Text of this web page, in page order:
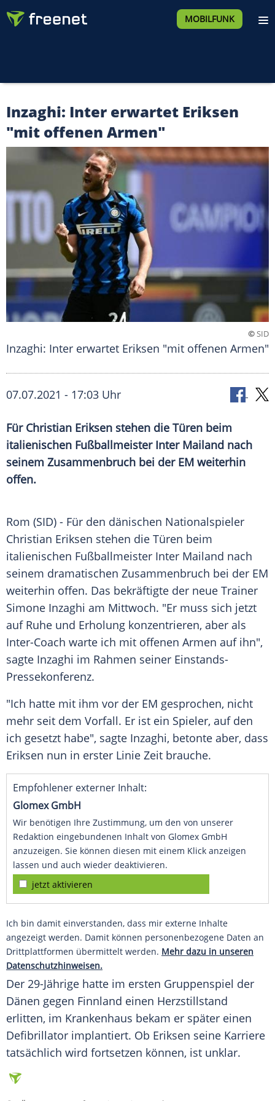
MOBILFUNK
Inzaghi: Inter erwartet Eriksen
"mit offenen Armen"
©SID
Inzaghi: Inter erwartet Eriksen "mit offenen Armen"
07.07.2021 - 17:03 Uhr
Für Christian Eriksen stehen die Türen beim
italienischen Fußballmeister Inter Mailand nach
seinem Zusammenbruch bei der EM weiterhin
offen.
Rom (SID) - Für den dänischen Nationalspieler
Christian Eriksen stehen die Türen beim
italienischen Fußballmeister Inter Mailand nach
seinem dramatischen Zusammenbruch bei der EM
weiterhin offen. Das bekräftigte der neue Trainer
Simone Inzaghi am Mittwoch. "Er muss sich jetzt
auf Ruhe und Erholung konzentrieren, aber als
Inter-Coach warte ich mit offenen Armen auf ihn",
sagte Inzaghi im Rahmen seiner Einstands-
Pressekonferenz.
"Ich hatte mit ihm vor der EM gesprochen, nicht
mehr seit dem Vorfall. Er ist ein Spieler, auf den
ich gesetzt habe", sagte Inzaghi, betonte aber, dass
Eriksen nun in erster Linie Zeit brauche.
Empfohlener externer Inhalt:
Glomex GmbH
Wir benötigen Ihre Zustimmung, um den von unserer
Redaktion eingebundenen Inhalt von Glomex GmbH
anzuzeigen. Sie können diesen mit einem Klick anzeigen
lassen und auch wieder deaktivieren.
jetzt aktivieren
Ich bin damit einverstanden, dass mir externe Inhalte
angezeigt werden. Damit können personenbezogene Daten an
Drittplattformen übermittelt werden. Mehr dazu in unseren
Datenschutzhinweisen.
Der 29-Jährige hatte im ersten Gruppenspiel der
Dänen gegen Finnland einen Herzstillstand
erlitten, im Krankenhaus bekam er später einen
Defibrillator implantiert. Ob Eriksen seine Karriere
tatsächlich wird fortsetzen können, ist unklar.